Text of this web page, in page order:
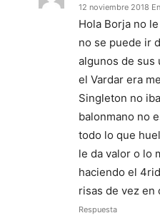
12 noviembre 2018
Hola Borja no
no se puede ir
algunos de sus
el Vardar era
Singleton no
balonmano no
todo lo que
le da valor o lo
haciendo el
risas de vez en
Respuesta